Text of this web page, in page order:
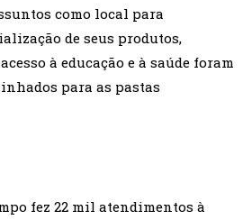
como local para
de seus produtos,
à educação e à saúde foram
para as pastas
fez 22 mil atendimentos à